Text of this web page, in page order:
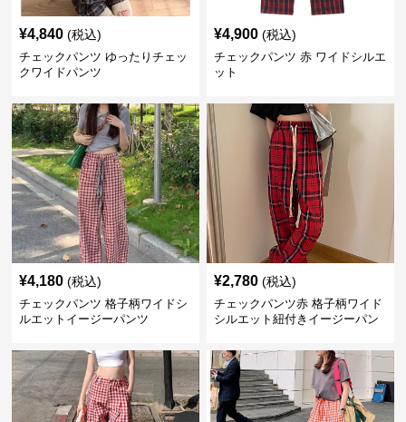
¥4,840 (税込)
チェックパンツ ゆったりチェッ
クワイドパンツ
¥4,900 (税込)
チェックパンツ 赤 ワイドシルエ
ット
¥4,180 (税込)
チェックパンツ 格子柄ワイドシ
ルエットイージーパンツ
¥2,780 (税込)
チェックパンツ赤 格子柄ワイド
シルエット紐付きイージーパン